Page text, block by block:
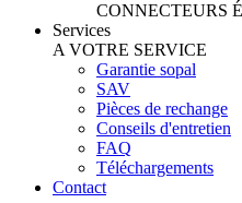
CONNECTEURS
Services
A VOTRE SERVICE
Garantie sopal
SAV
Pièces de rechange
Conseils d'entretien
FAQ
Téléchargements
Contact